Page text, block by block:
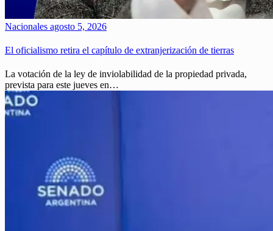
Nacionales agosto 5, 2026
El oficialismo retira el capítulo de extranjerización de tierras
La votación de la ley de inviolabilidad de la propiedad privada,
prevista para este jueves en…